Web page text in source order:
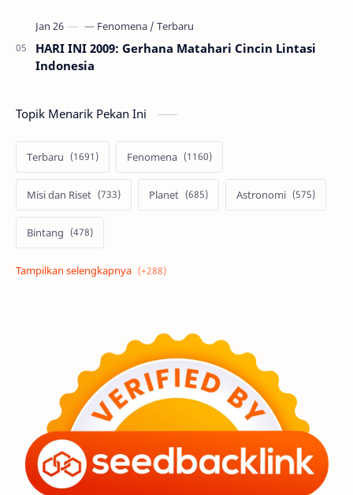
HARI INI 2009: Gerhana Matahari Cincin Lintasi
Indonesia
Topik Menarik Pekan Ini
Terbaru Fenomena
Misi dan Riset Planet Astronomi
Bintang
Alam semesta Galaksi
Tata Surya Hype
Asteroid Observasi
Premium Komet Bulan
Penelitian Serba-serbi Satelit